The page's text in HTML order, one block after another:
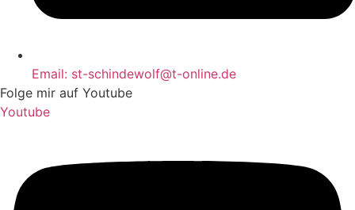
Email: st-schindewolf@t-online.de
Folge mir auf Youtube
Youtube